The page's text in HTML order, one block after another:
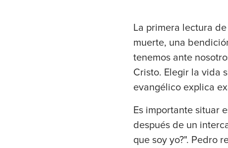
La primera lectura
muerte, una
tenemos ante
Cristo. Elegir la vida
evangélico explica
Es importante situar
después de un
que soy yo?". Pedro